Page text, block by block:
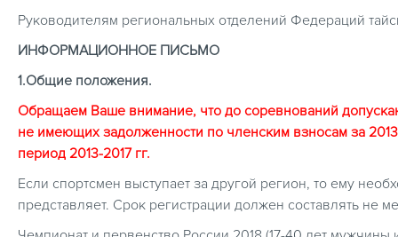
Руководителям региональных отделений Федераций
ИНФОРМАЦИОННОЕ ПИСЬМО
1.Общие положения.
Обращаем Ваше внимание, что до соревнований
не имеющих задолженности по членским взносам за
период 2013-2017 гг.
Если спортсмен выступает за другой регион, то ему
представляет. Срок регистрации должен составлять не